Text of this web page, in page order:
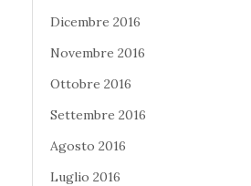
Dicembre 2016
Novembre 2016
Ottobre 2016
Settembre 2016
Agosto 2016
Luglio 2016